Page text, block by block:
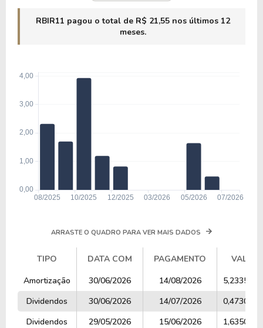
RBIR11 pagou o total de R$ 21,55 nos últimos 12
meses.
ARRASTE O QUADRO PARA VER MAIS DADOS
TIPO DATA COM PAGAMENTO
VALOR
TIPO
DATA COM PAGAMENTO VALOR
Amortização 30/06/2026 14/08/2026
Dividendos
30/06/2026 14/07/2026
Dividendos
29/05/2026 15/06/2026